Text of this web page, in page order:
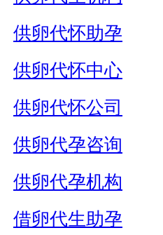
供卵代怀助孕
供卵代怀中心
供卵代怀公司
供卵代孕咨询
供卵代孕机构
借卵代生助孕